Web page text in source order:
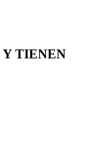
TIENEN